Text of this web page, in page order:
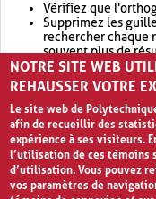
Vérifiez que
Supprimez les
rechercher chaque
souvent plus de
Envisagez d'élargir
retournera souvent
NOTRE SITE WEB
REHAUSSER VOTRE
Le site web de
afin de recueillir des
expérience à ses visiteurs.
l’utilisation de ces témoins
d’utilisation. Vous pouvez
vos paramètres de